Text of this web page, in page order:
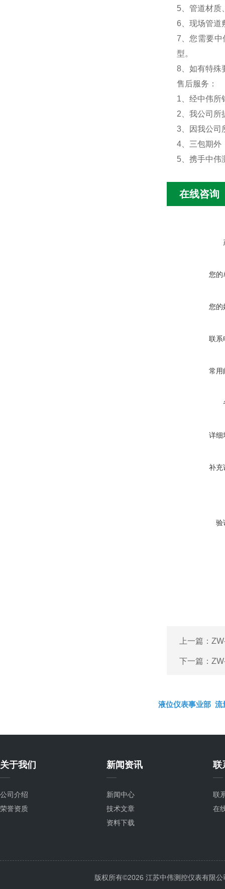
5、管道材质
6、现场管道
7、您需要中
型。
8、如有特殊
售后服务：
1、经中伟所
2、我公司所
3、因我公司
4、三包期外
5、携手中伟
在线咨询
您的
您的
联系
常用
详细
补充
验
上一篇：
下一篇：
液位仪表事业部 流
关于我们
公司介绍
荣誉资质
新闻资讯
新闻中心
技术文章
资料下载
联
联
在
版权所有©2026 江苏中伟测控仪表有限